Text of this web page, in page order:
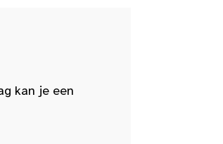
kan je een